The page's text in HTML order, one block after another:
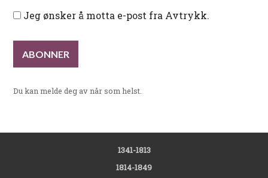
Jeg ønsker å motta e-post fra Avtrykk.
Du kan melde deg av når som helst.
1341-1813
1814-1849